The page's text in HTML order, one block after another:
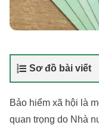
Sơ đồ bài viết
Bảo hiểm xã hội là
quan trọng do Nhà